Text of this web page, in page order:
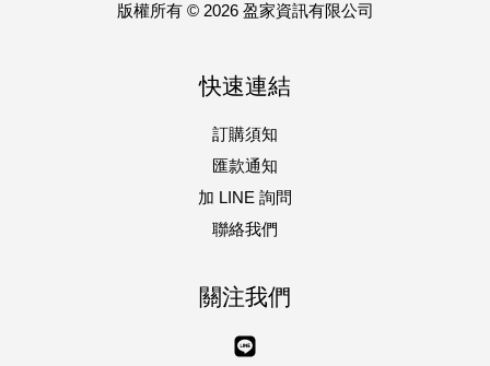
版權所有 © 2026 盈家資訊有限公司
快速連結
訂購須知
匯款通知
加 LINE 詢問
聯絡我們
關注我們